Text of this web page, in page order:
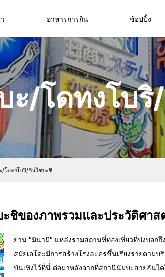
อาหารการกิน ช้อปปิ้ง
ะ/โดทงโบ
/โดทงโบริ/ชินไซบะชิ
ชิของภาพรวมและประวัติศาส
ย่าน "มินามิ" แหล่งรวมสถานที่ท่องเที่ยวที่บ่งบอก
สมัยเอโดะมีการสร้างโรงละครขึ้นเรียงรายตาม
บันเทิงไว้ที่นี่ ต่อมาหลังจากที่สถานีนัมบะสายฮันไ